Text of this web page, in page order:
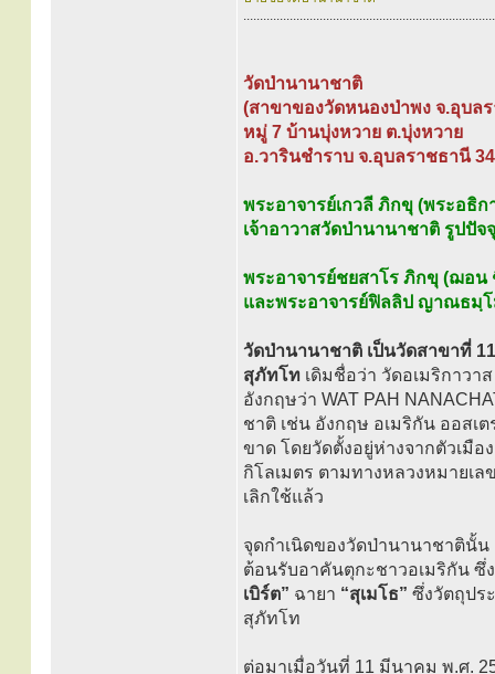
............................................................................
วัดป่านานาชาติ
(สาขาของวัดหนองป่าพง จ.อุบล
หมู่ 7 บ้านบุ่งหวาย ต.บุ่งหวาย
อ.วารินชำราบ จ.อุบลราชธานี
พระอาจารย์เกวลี ภิกขุ (พระอธิก
เจ้าอาวาสวัดป่านานาชาติ รูปปัจ
พระอาจารย์ชยสาโร ภิกขุ (ฌอน
และพระอาจารย์ฟิลลิป ญาณธมฺโ
วัดป่านานาชาติ เป็นวัดสาขาที่
สุภัทโท เดิมชื่อว่า วัดอเมริกาวา
อังกฤษว่า WAT PAH
ชาติ เช่น อังกฤษ อเมริกัน ออสเ
ขาด โดยวัดตั้งอยู่ห่างจากตัวเมื
กิโลเมตร ตามทางหลวงหมายเ
เลิกใช้แล้ว
จุดกำเนิดของวัดป่านานาชาตินั้น
ต้อนรับอาคันตุกะชาวอเมริกัน
เบิร์ต” ฉายา “สุเมโธ” ซึ่งวัตถุปร
สุภัทโท
ต่อมาเมื่อวันที่ 11 มีนาคม พ.ศ.